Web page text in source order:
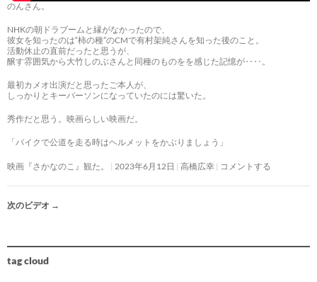
のんさん。
NHKの朝ドラブームと縁がなかったので、
彼女を知ったのは“柿の種”のCMで有村架純さんを知った後のこと。
活動休止の直前だったと思うが、
醸す雰囲気から大竹しのぶさんと同種のものをを感じた記憶が‥‥。
最初カメオ出演だと思ったご本人が、
しっかりとキーパーソンになっていたのには驚いた。
秀作だと思う。映画らしい映画だ。
「バイクで公道を走る時はヘルメットをかぶりましょう」
映画『さかなのこ』観た。 2023年6月12日 高橋広幸 コメントする
次のビデオ →
tag cloud